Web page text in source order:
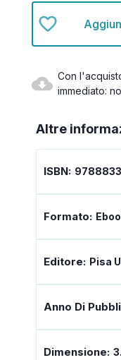
Con
immediato:
Altre
ISBN:
Formato:
Editore: Pisa
Anno Di
Dimensione: